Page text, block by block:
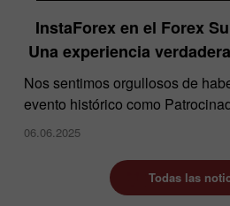
InstaForex en el Forex
Una experiencia
Nos sentimos orgullosos de
evento histórico como
06.06.2025
Todas las